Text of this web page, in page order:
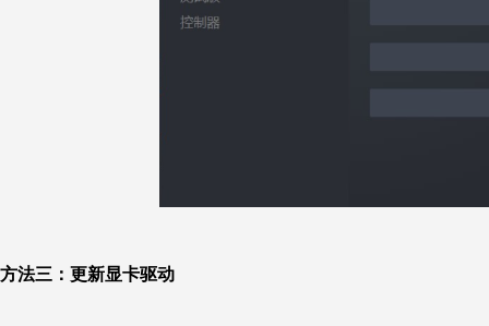
方法三： 更新显卡驱动